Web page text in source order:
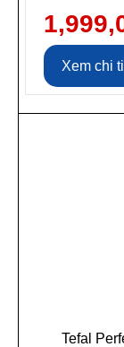
Xem chi
Tefal